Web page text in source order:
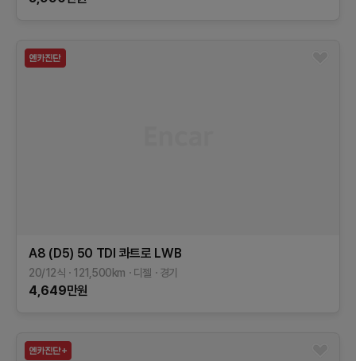
A8 (D5) 50 TDI 콰트로 LWB
20/12식 121,500km 디젤 경기
4,649만원